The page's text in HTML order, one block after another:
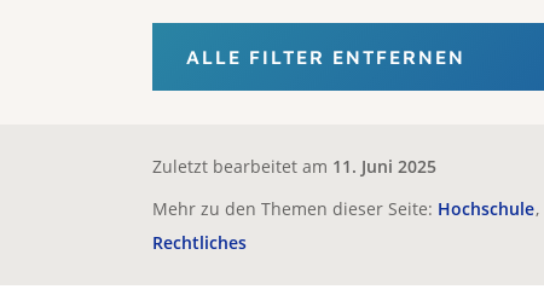
ALLE FILTER ENTFERNEN
Zuletzt bearbeitet am 11. Juni 2025
Mehr zu den Themen dieser Seite: Hochschule
Rechtliches